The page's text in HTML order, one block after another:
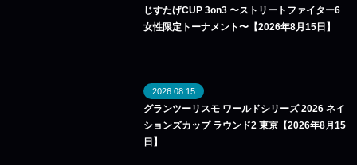
じすたげCUP 3on3 〜ストリートファイター6
女性限定トーナメント〜【2026年8月15日】
2026.08.15
グランツーリスモ ワールドシリーズ 2026 ネイ
ションズカップ ラウンド2 東京【2026年8月15
日】